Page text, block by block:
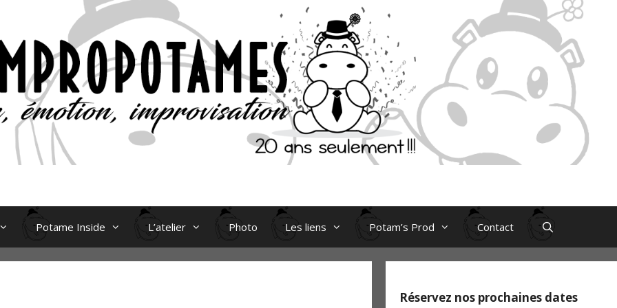
Potame Inside L’atelier Photo Les liens Potam’s Prod Contact
Réservez nos prochaines dates